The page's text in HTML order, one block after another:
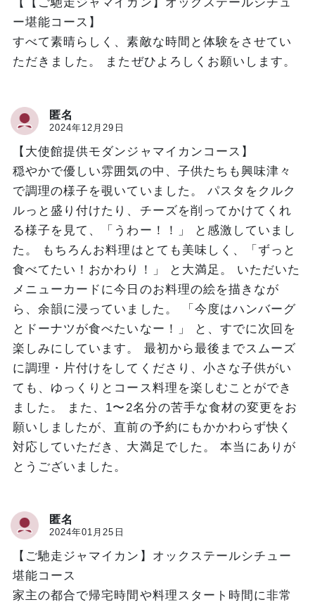
ー堪能コース】
すべて素晴らしく、素敵な時間と体験をさせてい
ただきました。 またぜひよろしくお願いします。
匿名
2024年12月29日
【大使館提供モダンジャマイカンコース】
穏やかで優しい雰囲気の中、子供たちも興味津々
で調理の様子を覗いていました。 パスタをクルク
ルっと盛り付けたり、チーズを削ってかけてくれ
る様子を見て、「うわー！！」 と感激していまし
た。 もちろんお料理はとても美味しく、「ずっと
食べてたい！おかわり！」 と大満足。 いただいた
メニューカードに今日のお料理の絵を描きなが
ら、余韻に浸っていました。 「今度はハンバーグ
とドーナツが食べたいなー！」 と、すでに次回を
楽しみにしています。 最初から最後までスムーズ
に調理・片付けをしてくださり、小さな子供がい
ても、ゆっくりとコース料理を楽しむことができ
ました。 また、1〜2名分の苦手な食材の変更をお
願いしましたが、直前の予約にもかかわらず快く
対応していただき、大満足でした。 本当にありが
とうございました。
匿名
2024年01月25日
【ご馳走ジャマイカン】オックステールシチュー
堪能コース
家主の都合で帰宅時間や料理スタート時間に非常